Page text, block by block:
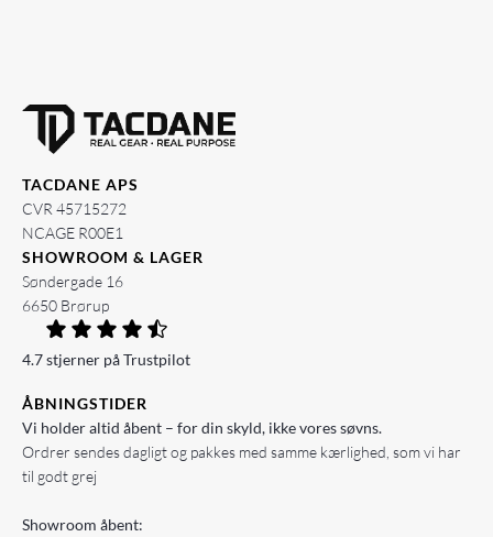
TACDANE APS
CVR 45715272
NCAGE R00E1
SHOWROOM & LAGER
Søndergade 16
6650 Brørup
4.7 stjerner på Trustpilot
ÅBNINGSTIDER
Vi holder altid åbent – for din skyld, ikke vores søvns.
Ordrer sendes dagligt og pakkes med samme kærlighed, som vi har
til godt grej
Showroom åbent: